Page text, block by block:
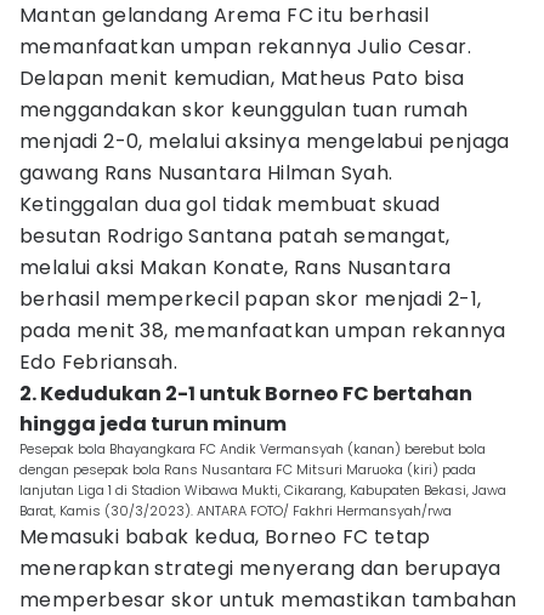
Mantan gelandang Arema FC itu berhasil
memanfaatkan umpan rekannya Julio Cesar.
Delapan menit kemudian, Matheus Pato bisa
menggandakan skor keunggulan tuan rumah
menjadi 2-0, melalui aksinya mengelabui penjaga
gawang Rans Nusantara Hilman Syah.
Ketinggalan dua gol tidak membuat skuad
besutan Rodrigo Santana patah semangat,
melalui aksi Makan Konate, Rans Nusantara
berhasil memperkecil papan skor menjadi 2-1,
pada menit 38, memanfaatkan umpan rekannya
Edo Febriansah.
2. Kedudukan 2-1 untuk Borneo FC bertahan
hingga jeda turun minum
Pesepak bola Bhayangkara FC Andik Vermansyah (kanan) berebut bola
dengan pesepak bola Rans Nusantara FC Mitsuri Maruoka (kiri) pada
lanjutan Liga 1 di Stadion Wibawa Mukti, Cikarang, Kabupaten Bekasi, Jawa
Barat, Kamis (30/3/2023). ANTARA FOTO/ Fakhri Hermansyah/rwa
Memasuki babak kedua, Borneo FC tetap
menerapkan strategi menyerang dan berupaya
memperbesar skor untuk memastikan tambahan